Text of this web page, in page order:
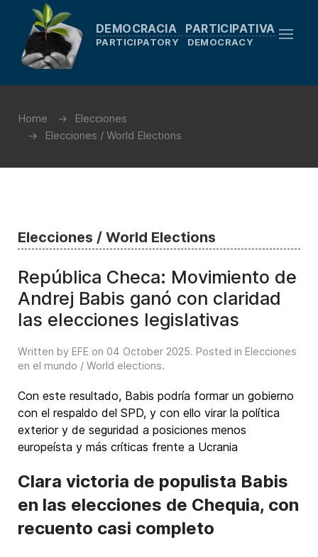
DEMOCRACIA PARTICIPATIVA
PARTICIPATORY DEMOCRACY
Home
Elecciones
Elecciones / World Elections
Elecciones / World Elections
República Checa: Movimiento de
Andrej Babis ganó con claridad
las elecciones legislativas
Written by EFE on 04 October 2025. Posted in Elecciones
en el mundo / World elections.
Con este resultado, Babis podría formar un gobierno
con el respaldo del SPD, y con ello virar la política
exterior y de seguridad a posiciones menos
europeísta y más críticas frente a Ucrania
Clara victoria de populista Babis
en las elecciones de Chequia, con
recuento casi completo